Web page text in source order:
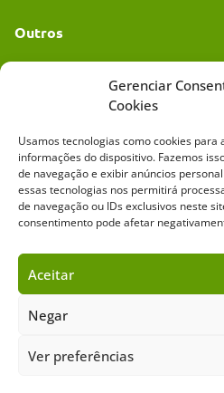
Gerenciar
Cookies
Usamos tecnologias como cookies
informações do dispositivo. Fazemos
de navegação e exibir anúncios
essas tecnologias nos permitirá
de navegação ou IDs exclusivos neste
consentimento pode afetar
Aceitar
Negar
Ver preferências
Outros
Mídia Kit
Sobre o Cavalus
Copyright ©️ 2026 • Grupo Cavalus de